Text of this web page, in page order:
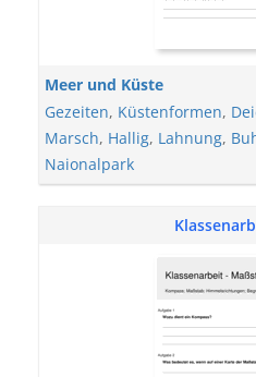
Meer und Küste
Gezeiten, Küstenformen,
Marsch, Hallig, Lahnung,
Naionalpark